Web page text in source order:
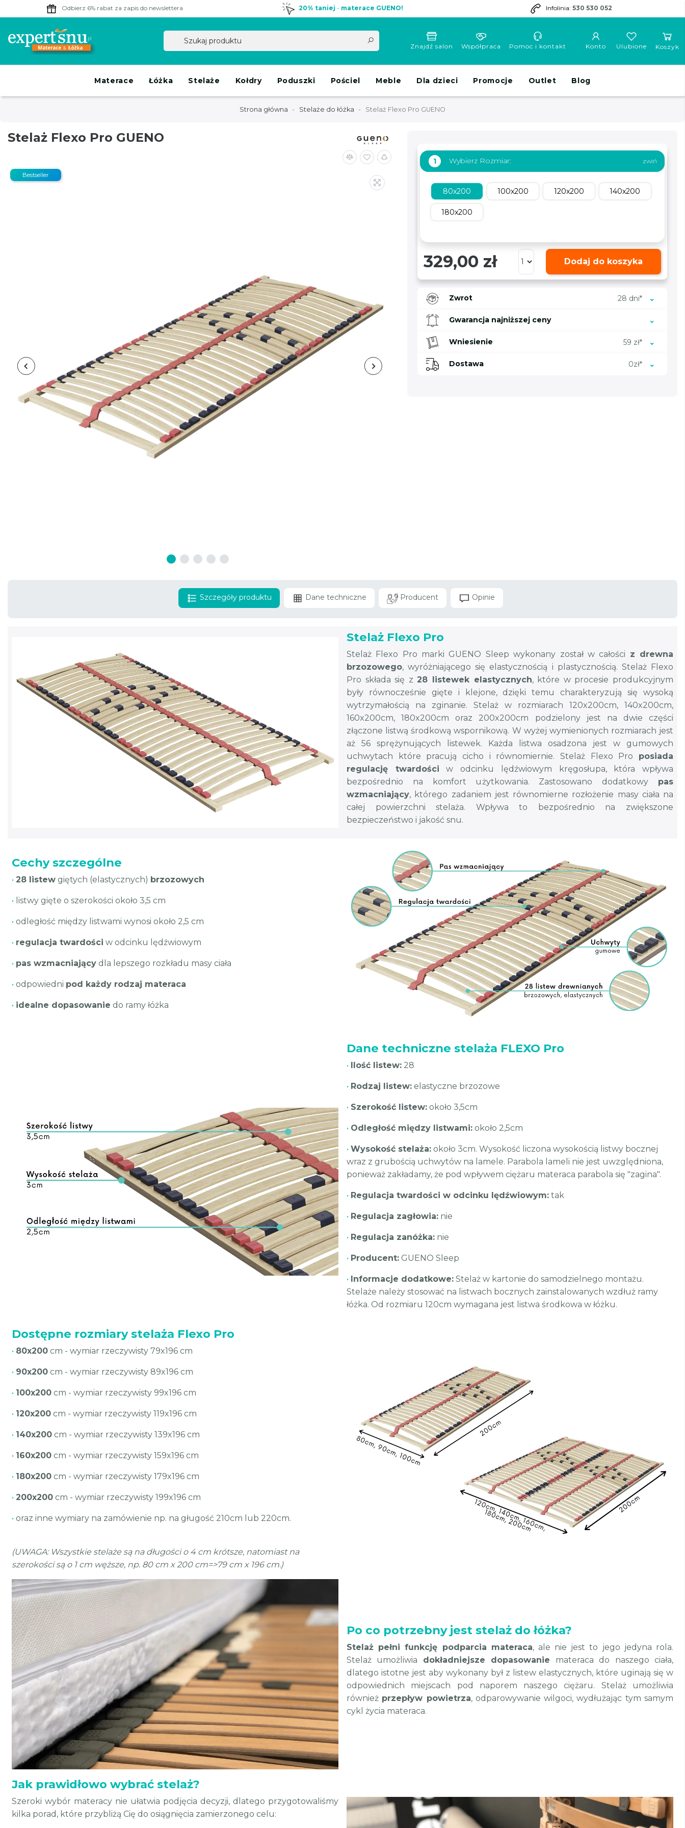
Odbierz 6% rabat za zapis do newslettera 20% taniej - materace GUENO! Infolinia: 530 530 052
Znajdź salon Współpraca Pomoc i kontakt Konto Koszyk
Ulubione
Materace Łóżka Stelaże Kołdry Poduszki Pościel Meble Dla dzieci Promocje Outlet Blog
Strona główna Stelaże do łóżka Stelaż Flexo Pro GUENO
Stelaż Flexo Pro GUENO
Bestseller
1 Wybierz Rozmiar:
80x200 100x200 120x200 140x200
180x200
329,00 zł Dodaj do koszyka
Zwrot 28 dni*
Gwarancja najniższej ceny
Wniesienie 59 zł*
Dostawa 0zł*
Szczegóły produktu Dane techniczne Producent Opinie
Stelaż Flexo Pro
Stelaż Flexo Pro marki GUENO Sleep wykonany został w całości z drewna
brzozowego, wyróżniającego się elastycznością i plastycznością. Stelaż Flexo
Pro składa się z 28 listewek elastycznych, które w procesie produkcyjnym
były równocześnie gięte i klejone, dzięki temu charakteryzują się wysoką
wytrzymałością na zginanie. Stelaż w rozmiarach 120x200cm, 140x200cm,
160x200cm, 180x200cm oraz 200x200cm podzielony jest na dwie części
złączone listwą środkową wspornikową. W wyżej wymienionych rozmiarach jest
aż 56 sprężynujących listewek. Każda listwa osadzona jest w gumowych
uchwytach które pracują cicho i równomiernie. Stelaż Flexo Pro posiada
regulację twardości w odcinku lędźwiowym kręgosłupa, która wpływa
bezpośrednio na komfort użytkowania. Zastosowano dodatkowy pas
wzmacniający, którego zadaniem jest równomierne rozłożenie masy ciała na
całej powierzchni stelaża. Wpływa to bezpośrednio na zwiększone
bezpieczeństwo i jakość snu.
Cechy szczególne
• 28 listew giętych (elastycznych) brzozowych
• listwy gięte o szerokości około 3,5 cm
• odległość między listwami wynosi około 2,5 cm
• regulacja twardości w odcinku lędźwiowym
• pas wzmacniający dla lepszego rozkładu masy ciała
• odpowiedni pod każdy rodzaj materaca
• idealne dopasowanie do ramy łóżka
Dane techniczne stelaża FLEXO Pro
• Ilość listew: 28
• Rodzaj listew: elastyczne brzozowe
• Szerokość listew: około 3,5cm
• Odległość między listwami: około 2,5cm
• Wysokość stelaża: około 3cm. Wysokość liczona wysokością listwy bocznej
wraz z grubością uchwytów na lamele. Parabola lameli nie jest uwzględniona,
ponieważ zakładamy, że pod wpływem ciężaru materaca parabola się "zagina".
• Regulacja twardości w odcinku lędźwiowym: tak
• Regulacja zagłowia: nie
• Regulacja zanóżka: nie
• Producent: GUENO Sleep
• Informacje dodatkowe: Stelaż w kartonie do samodzielnego montażu.
Stelaże należy stosować na listwach bocznych zainstalowanych wzdłuż ramy
łóżka. Od rozmiaru 120cm wymagana jest listwa środkowa w łóżku.
Dostępne rozmiary stelaża Flexo Pro
• 80x200 cm - wymiar rzeczywisty 79x196 cm
• 90x200 cm - wymiar rzeczywisty 89x196 cm
• 100x200 cm - wymiar rzeczywisty 99x196 cm
• 120x200 cm - wymiar rzeczywisty 119x196 cm
• 140x200 cm - wymiar rzeczywisty 139x196 cm
• 160x200 cm - wymiar rzeczywisty 159x196 cm
• 180x200 cm - wymiar rzeczywisty 179x196 cm
• 200x200 cm - wymiar rzeczywisty 199x196 cm
• oraz inne wymiary na zamówienie np. na gługość 210cm lub 220cm.
(UWAGA: Wszystkie stelaże są na długości o 4 cm krótsze, natomiast na
szerokości są o 1 cm węższe, np. 80 cm x 200 cm=>79 cm x 196 cm.)
Po co potrzebny jest stelaż do łóżka?
Stelaż pełni funkcję podparcia materaca, ale nie jest to jego jedyna rola.
Stelaż umożliwia dokładniejsze dopasowanie materaca do naszego ciała,
dlatego istotne jest aby wykonany był z listew elastycznych, które uginają się w
odpowiednich miejscach pod naporem naszego ciężaru. Stelaż umożliwia
również przepływ powietrza, odparowywanie wilgoci, wydłużając tym samym
cykl życia materaca.
Jak prawidłowo wybrać stelaż?
Szeroki wybór materacy nie ułatwia podjęcia decyzji, dlatego przygotowaliśmy
kilka porad, które przybliżą Cię do osiągnięcia zamierzonego celu: